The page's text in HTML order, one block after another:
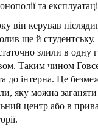
та
він керував
ще й
злили в одну
Таким чином
до інтерна. Це
яку можна
центр або в